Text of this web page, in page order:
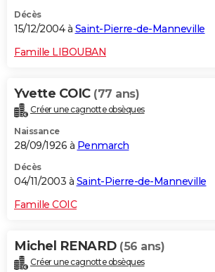
Décès
15/12/2004 à Saint-Pierre-de-Manneville
Famille LIBOUBAN
Yvette COIC (77 ans)
Créer une cagnotte obsèques
Naissance
28/09/1926 à Penmarch
Décès
04/11/2003 à Saint-Pierre-de-Manneville
Famille COIC
Michel RENARD (56 ans)
Créer une cagnotte obsèques